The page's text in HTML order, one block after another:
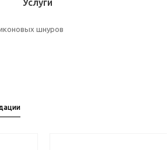
Услуги
шнуров